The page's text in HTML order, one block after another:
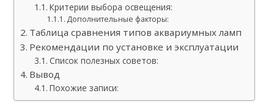
Критерии выбора освещения:
Дополнительные факторы:
Таблица сравнения типов аквариумных ламп
Рекомендации по установке и эксплуатации
Список полезных советов:
Вывод
Похожие записи: